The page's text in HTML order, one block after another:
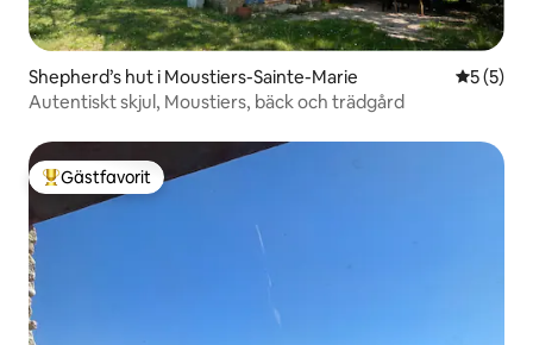
Shepherd’s hut i Moustiers-Sainte-Marie 5 av 5 i
5 (5)
Autentiskt skjul, Moustiers, bäck och trädgård
Populär gästfavorit
Gästfavorit